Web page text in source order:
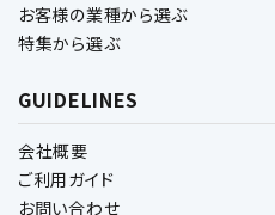
お客様の業種から選ぶ
特集から選ぶ
GUIDELINES
会社概要
ご利用ガイド
お問い合わせ